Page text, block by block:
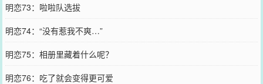
明恋73：啦啦队选拔
明恋74：“没有惹我不爽…”
明恋75：相册里藏着什么呢？
明恋76：吃了就会变得更可爱